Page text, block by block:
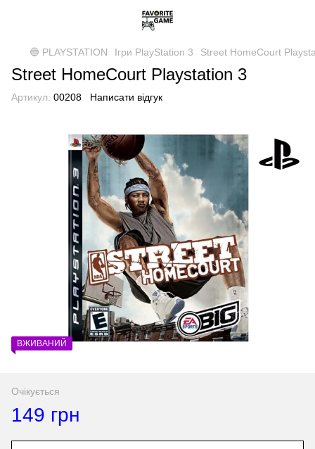
🔵 PLAYSTATION Ігри PlayStation 3 Street HomeCourt
Street HomeCourt Playstation 3
Артикул: 00208 Написати відгук
ВЖИВАНИЙ
Очікується
149 грн